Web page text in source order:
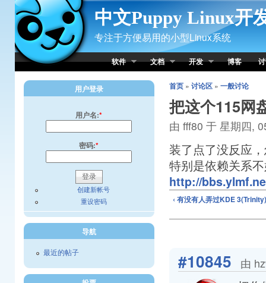
Skip to Content
中文Puppy Linux开
专注于方便易用的小型Linux系统
软件 文档 开发 博客
首页» 讨论区» 一般讨论
把这个115网
由 fff80 于 星期四,
装了点了没反应
特别是依赖关系
http://
‹ 有没有人弄过KDE
#10845 由
用户登录
用户名:*
密码:*
创建新帐号
重设密码
导航
最近的帖子